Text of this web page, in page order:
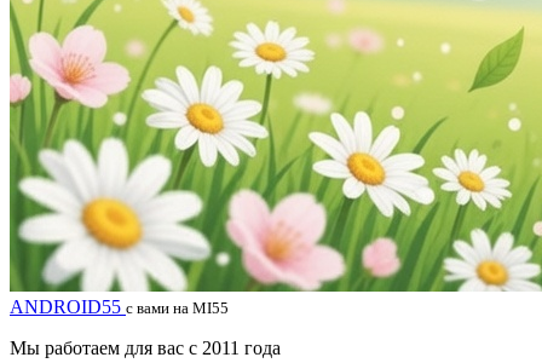
ANDROID55 с вами на MI55
Мы работаем для вас с 2011 года